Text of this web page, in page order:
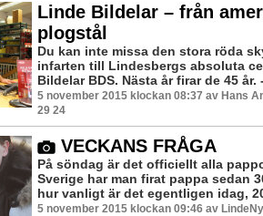
Linde Bildelar – från
plogstål
Du kan inte missa den stora röda
infarten till Lindesbergs absoluta
Bildelar BDS. Nästa år firar de 45 år.
5 november 2015 klockan 08:37 av Hans
29 24
VECKANS FRÅGA
På söndag är det officiellt alla
Sverige har man firat pappa sedan
hur vanligt är det egentligen idag,
5 november 2015 klockan 09:46 av